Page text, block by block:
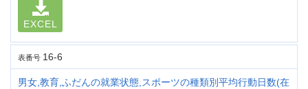
EXCEL
表番号 16-6
男女,教育,ふだんの就業状態,スポーツの種類別平均行動日数(在